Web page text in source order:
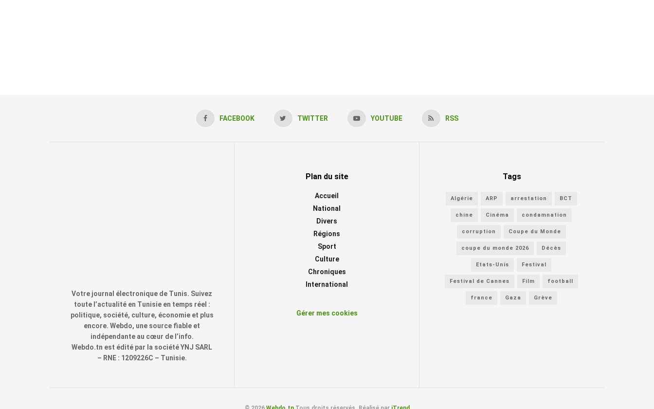
FACEBOOK TWITTER YOUTUBE RSS
Votre journal électronique de Tunis. Suivez
toute l’actualité en Tunisie en temps réel :
politique, société, culture, économie et plus
encore. Webdo, une source fiable et
indépendante au cœur de l’info.
Webdo.tn est édité par la société YNJ SARL
– RNE : 1209226C – Tunisie.
Plan du site
Accueil
National
Divers
Régions
Sport
Culture
Chroniques
International
Gérer mes cookies
Tags
Algérie ARP arrestation BCT
chine Cinéma condamnation
corruption Coupe du Monde
coupe du monde 2026 Décès
Etats-Unis Festival
Festival de Cannes Film football
france Gaza Grève